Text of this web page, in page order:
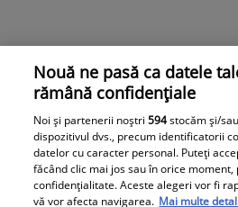
Observator News
Nouă ne pasă ca datele
rămână confidențiale
Noi și partenerii noștri594stocăm și/
dispozitivul dvs., precum identificatorii
datelor cu caracter personal. Puteți
făcând clic mai jos sau în orice moment,
confidențialitate. Aceste alegeri vor fi
vă vor afecta navigarea. Mai multe